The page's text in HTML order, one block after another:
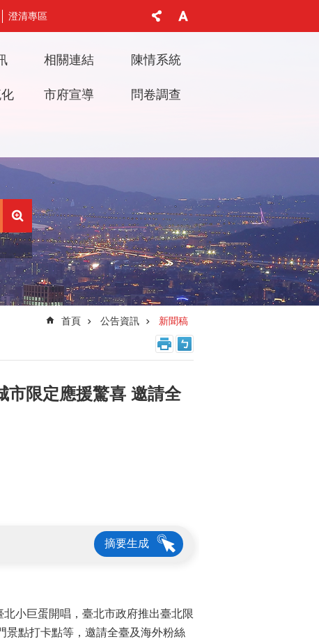
澄清專區
相關連結 陳情系統
市府宣導 問卷調查
首頁 公告資訊 新聞稿
市限定應援驚喜 邀請全
摘要生成
小巨蛋開唱，臺北市政府推出臺北限
景點打卡點等，邀請全臺及海外粉絲